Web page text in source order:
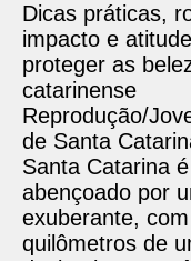
Dicas práticas,
impacto e
proteger as
catarinense
Reprodução/
de Santa
Santa Catarina
abençoado por
exuberante,
quilômetros de